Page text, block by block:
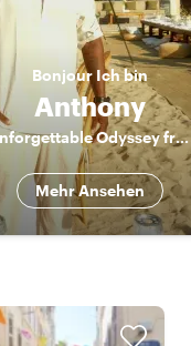
Bonjour Ich bin
Anthony
Unforgettable Odyssey from a third perspective. Unforgettable.
Mehr Ansehen